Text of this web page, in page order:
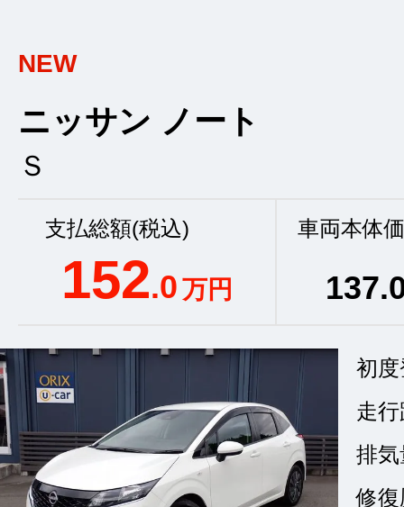
NEW
ニッサン ノート
Ｓ
支払総額(税込)
152.0万円
車両本体
137
初
走
排気
修復